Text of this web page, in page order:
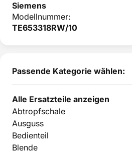
Siemens
Modellnummer:
TE653318RW/10
Passende Kategorie wählen:
Alle Ersatzteile anzeigen
Abtropfschale
Ausguss
Bedienteil
Blende